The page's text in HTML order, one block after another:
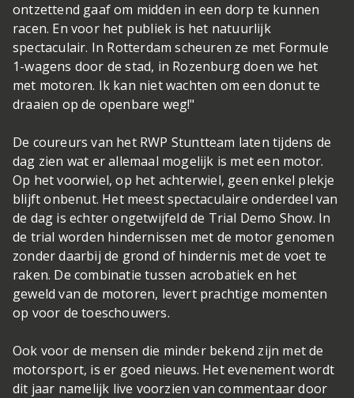
ontzettend gaaf om midden in een dorp te kunnen
racen. En voor het publiek is het natuurlijk
spectaculair. In Rotterdam scheuren ze met Formule
1-wagens door de stad, in Rozenburg doen we het
met motoren. Ik kan niet wachten om een donut te
draaien op de openbare weg!"
De coureurs van het RWP Stuntteam laten tijdens de
dag zien wat er allemaal mogelijk is met een motor.
Op het voorwiel, op het achterwiel, geen enkel plekje
blijft onbenut. Het meest spectaculaire onderdeel van
de dag is echter ongetwijfeld de Trial Demo Show. In
de trial worden hindernissen met de motor genomen
zonder daarbij de grond of hindernis met de voet te
raken. De combinatie tussen acrobatiek en het
geweld van de motoren, levert prachtige momenten
op voor de toeschouwers.
Ook voor de mensen die minder bekend zijn met de
motorsport, is er goed nieuws. Het evenement wordt
dit jaar namelijk live voorzien van commentaar door